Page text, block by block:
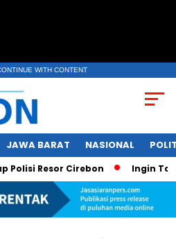
WITH CONTENT
JAWA BARAT NASIONAL
Resor Cirebon Ingin Tampil